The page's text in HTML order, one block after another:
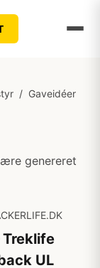
/ Gaveidéer
genereret
UL